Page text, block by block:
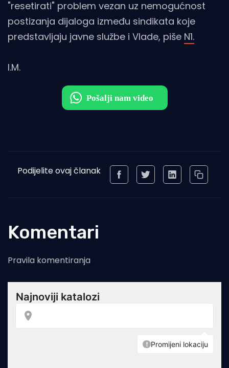
"resetirati" problem vezan uz nemogućnost
postizanja dijaloga između sindikata koje
predstavljaju javne službe i Vlade, piše N1.
I.M.
Podijelite ovaj članak
Komentari
Pravila komentiranja